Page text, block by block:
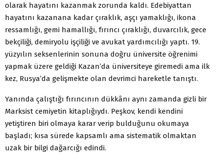
olarak hayatını kazanmak zorunda kaldı. Edebiyattan
hayatını kazanana kadar çıraklık, aşçı yamaklığı, ikona
ressamlığı, gemi hamallığı, fırıncı çıraklığı, duvarcılık, gece
bekçiliği, demiryolu işçiliği ve avukat yardımcılığı yaptı. 19.
yüzyılın seksenlerinin sonuna doğru üniversite öğrenimi
yapmak üzere geldiği Kazan’da üniversiteye giremedi ama ilk
kez, Rusya’da gelişmekte olan devrimci hareketle tanıştı.
Yanında çalıştığı fırıncının dükkânı aynı zamanda gizli bir
Marksist cemiyetin kitaplığıydı. Peşkov, kendi kendini
yetiştiren biri olmaya karar verip bulduğunu okumaya
başladı; kısa sürede kapsamlı ama sistematik olmaktan
uzak bir bilgi dağarcığı edindi.